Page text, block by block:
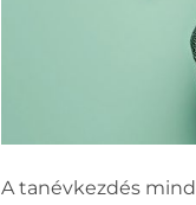
A tanévkezdés